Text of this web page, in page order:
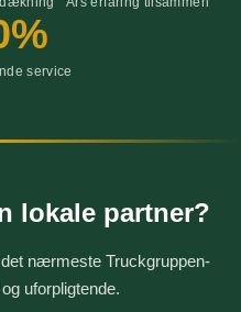
service
lokale partner?
nærmeste Truckgruppen-
uforpligtende.